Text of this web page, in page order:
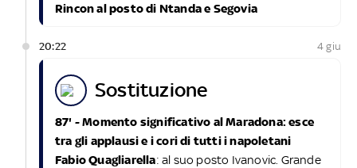
Rincon al posto di Ntanda e Segovia
20:22 4 giu
sostituzione
87' - Momento significativo al Maradona: esce
tra gli applausi e i cori di tutti i napoletani
Fabio Quagliarella: al suo posto Ivanovic. Grande